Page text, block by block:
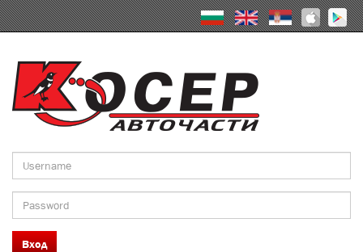
Skip
to
Вход